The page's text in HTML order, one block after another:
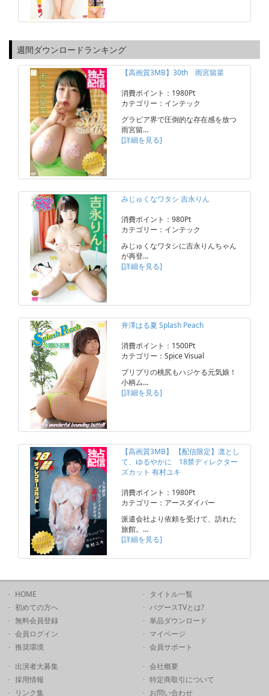
週間ダウンロードランキング
【高画質3MB】30th 雨宮留菜
消費ポイント：1980Pt
カテゴリー：インテック
グラビア界で圧倒的な存在感を放つ
雨宮留…
[詳細を見る]
みじゅくなワタシ 吉永りん
消費ポイント：980Pt
カテゴリー：インテック
みじゅくなワタシに吉永りんちゃん
が再登…
[詳細を見る]
井澤はる夏 Splash Peach
消費ポイント：1500Pt
カテゴリー：Spice Visual
プリプリの桃尻もハジケる元気娘！
小柄ム…
[詳細を見る]
【高画質3MB】 【配信限定】凛とし
て、ゆるやかに 18禁ディレクター
ズカット 有村ユキ
消費ポイント：1980Pt
カテゴリー：アースダイバー
派遣会社より依頼を受けて、訪れた
旅館。…
[詳細を見る]
HOME
初めての方へ
無料会員登録
会員ログイン
推奨環境
タイトル一覧
バグースTVとは?
単品ダウンロード
マイページ
会員サポート
出演者大募集
採用情報
リンク集
会社概要
特定商取引について
お問い合わせ